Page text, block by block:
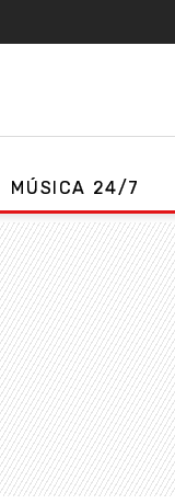
MÚSICA 24/7